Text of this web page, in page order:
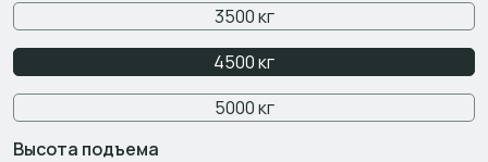
3500 кг
4500 кг
5000 кг
Высота подъема